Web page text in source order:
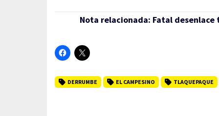
Nota relacionada: Fatal desenlace
DERRUMBE EL CAMPESINO TLAQUEPAQUE